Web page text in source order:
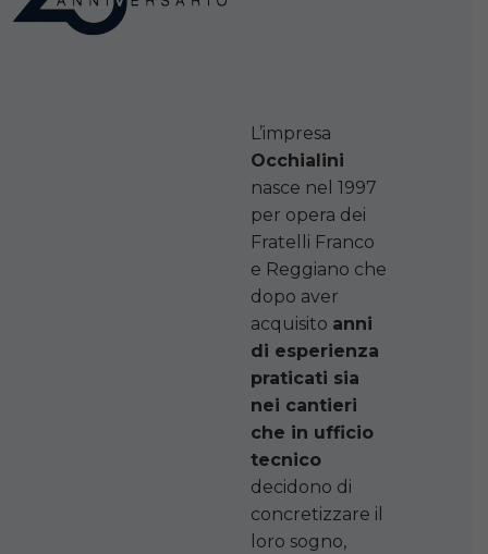
L’impresa
Occhialini
nasce nel 1997
per opera dei
Fratelli Franco
e Reggiano che
dopo aver
acquisito anni
di esperienza
praticati sia
nei cantieri
che in ufficio
tecnico
decidono di
concretizzare il
loro sogno,